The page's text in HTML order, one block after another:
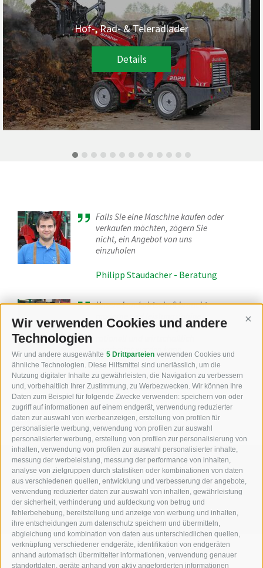
Wir verwenden Cookies und andere
Technologien
Wir und andere ausgewählte 5 Drittparteien verwenden Cookies und
ähnliche Technologien. Diese Hilfsmittel sind unerlässlich, um die
Nutzung digitaler Inhalte zu gewährleisten, die Navigation zu verbessern
und, vorbehaltlich Ihrer Zustimmung, zu Werbezwecken. Wir können Ihre
Daten zum Beispiel für folgende Zwecke verwenden: speichern von oder
zugriff auf informationen auf einem endgerät, verwendung reduzierter
daten zur auswahl von werbeanzeigen, erstellung von profilen für
personalisierte werbung, verwendung von profilen zur auswahl
personalisierter werbung, erstellung von profilen zur personalisierung von
inhalten, verwendung von profilen zur auswahl personalisierter inhalte,
messung der werbeleistung, messung der performance von inhalten,
analyse von zielgruppen durch statistiken oder kombinationen von daten
aus verschiedenen quellen, entwicklung und verbesserung der angebote,
verwendung reduzierter daten zur auswahl von inhalten, gewährleistung
der sicherheit, verhinderung und aufdeckung von betrug und
fehlerbehebung, bereitstellung und anzeige von werbung und inhalten,
ihre entscheidungen zum datenschutz speichern und übermitteln,
abgleichung und kombination von daten aus unterschiedlichen quellen,
verknüpfung verschiedener endgeräte, identifikation von endgeräten
anhand automatisch übermittelter informationen, verwendung genauer
standortdaten, geräte anhand von aktiv angeforderten informationen
Hof-, Rad- & Teleradlader
Details
Falls Sie eine Maschine kaufen oder
verkaufen möchten, zögern Sie
nicht, ein Angebot von uns
einzuholen
Philipp Staudacher - Beratung
Unsere Landwirtschaft braucht
moderne und leistungsfähige
Maschinen und Geräte, damit
gearbeitet werden kann
Ferdinand Staudacher -
Firmengründer
KFZ, Bau und Landmaschinen
Industriezone Unterackern Fuggerstraße 18
I-39049Südtirol (BZ)